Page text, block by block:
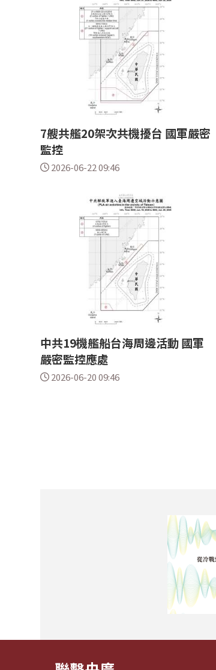
7艘共艦20架次共機擾台 國軍嚴密
監控
2026-06-22 09:46
中共19機艦船台海周邊活動 國軍
嚴密監控應處
2026-06-20 09:46